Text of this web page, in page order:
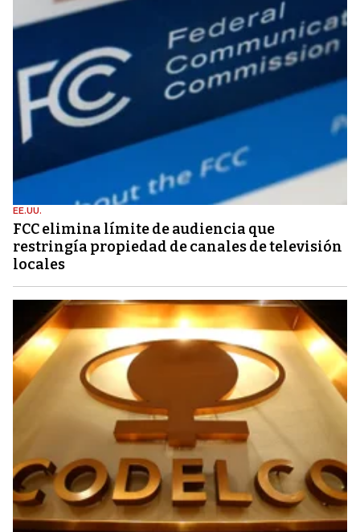
EE.UU.
FCC elimina límite de audiencia que
restringía propiedad de canales de televisión
locales